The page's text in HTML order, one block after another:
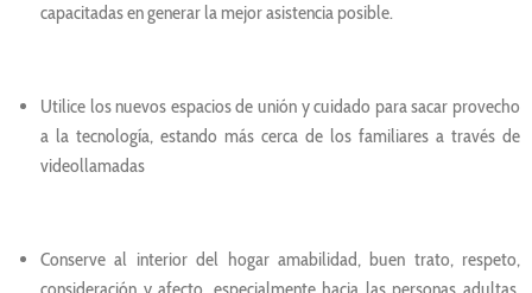
capacitadas en generar la mejor asistencia posible.
Utilice los nuevos espacios de unión y cuidado para sacar provecho
a la tecnología, estando más cerca de los familiares a través de
videollamadas
Conserve al interior del hogar amabilidad, buen trato, respeto,